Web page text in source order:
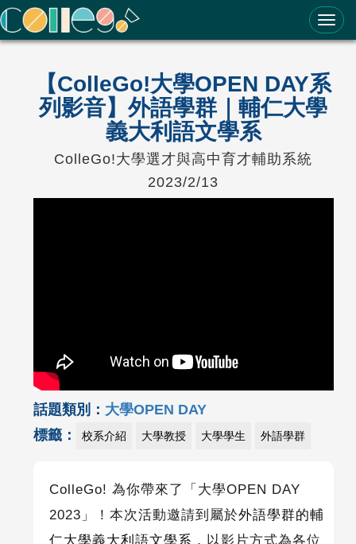
ColleGo! 大學選才與高中育才輔助系統
【ColleGo!大學OPEN DAY系
列影音】外語學群｜輔仁大學
義大利語文學系
ColleGo!大學選才與高中育才輔助系統
2023/2/13
話題類別： 大學OPEN DAY
標籤：
校系介紹 大學教授 大學學生 外語學群
ColleGo! 為你帶來了「大學OPEN DAY
2023 」！本次活動邀請到屬於外語學群的輔
仁大學義大利語文學系 ，以影片方式為各位